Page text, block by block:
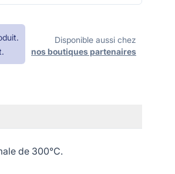
Disponible aussi chez
nos boutiques partenaires
de 300°C.